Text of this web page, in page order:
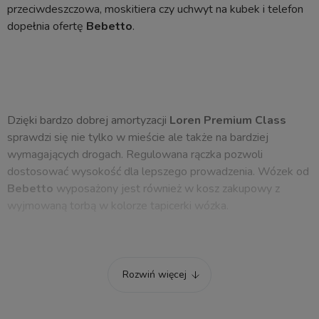
przeciwdeszczowa, moskitiera czy uchwyt na kubek i telefon
dopełnia ofertę Bebetto.
Dzięki bardzo dobrej amortyzacji Loren Premium Class
sprawdzi się nie tylko w mieście ale także na bardziej
wymagających drogach. Regulowana rączka pozwoli
dostosować wysokość dla lepszego prowadzenia. Wózek od
Bebetto wyposażony jest również w kosz zakupowy z
Gondola posiada dodatkowe panele wentylacyjne dla lepszej
cyrkulacji powietrza. Zarówno okienko panoramiczne jak i
Rozwiń więcej